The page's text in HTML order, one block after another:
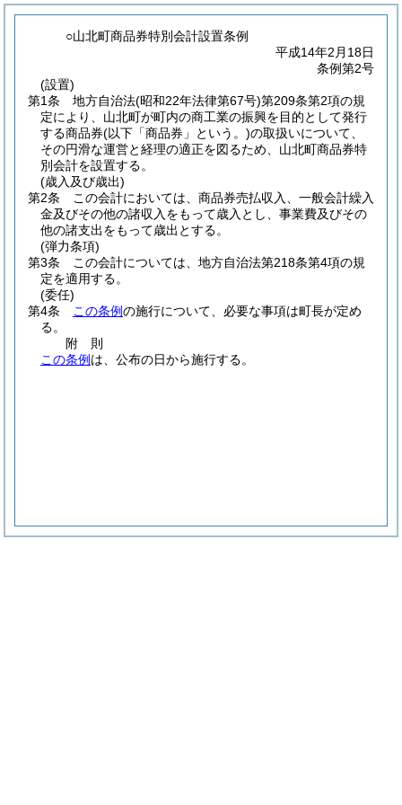
○山北町商品券特別会計設置条例
平成14年2月18日
条例第2号
(設置)
第1条
地方自治法(昭和22年法律第67号)第209条第2項の規
定により、山北町が町内の商工業の振興を目的として発行
する商品券(以下「商品券」という。)の取扱いについて、
その円滑な運営と経理の適正を図るため、山北町商品券特
別会計を設置する。
(歳入及び歳出)
第2条
この会計においては、商品券売払収入、一般会計繰入
金及びその他の諸収入をもって歳入とし、事業費及びその
他の諸支出をもって歳出とする。
(弾力条項)
第3条
この会計については、地方自治法第218条第4項の規
定を適用する。
(委任)
第4条
この条例の施行について、必要な事項は町長が定め
る。
附 則
この条例 は、公布の日から施行する。